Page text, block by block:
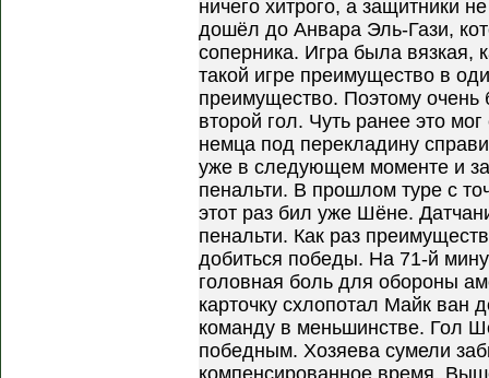
ничего хитрого, а защитники
дошёл до Анвара Эль-Гази,
соперника. Игра была вязкая,
такой игре преимущество в
преимущество. Поэтому
второй гол. Чуть ранее это
немца под перекладину
уже в следующем моменте и
пенальти. В прошлом туре с
этот раз бил уже Шёне.
пенальти. Как раз
добиться победы. На 71-й
головная боль для обороны
карточку схлопотал Майк ван
команду в меньшинстве. Гол
победным. Хозяева сумели
компенсированное время.